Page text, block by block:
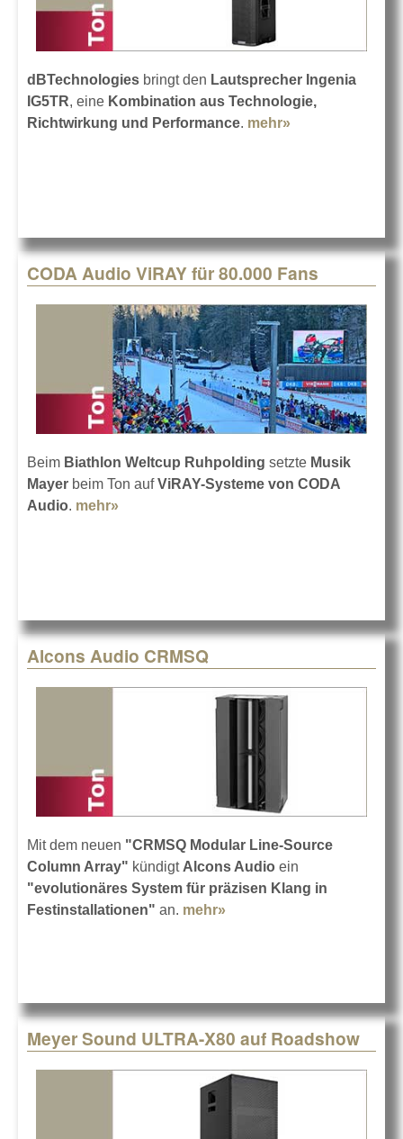
dBTechnologies bringt den Lautsprecher Ingenia
IG5TR, eine Kombination aus Technologie,
Richtwirkung und Performance. mehr»
CODA Audio ViRAY für 80.000 Fans
Beim Biathlon Weltcup Ruhpolding setzte Musik
Mayer beim Ton aufViRAY-Systeme von CODA
Audio. mehr»
Alcons Audio CRMSQ
Mit dem neuen "CRMSQ Modular Line-Source
Column Array" kündigt Alcons Audio ein
"evolutionäres System für präzisen Klang in
Festinstallationen" an. mehr»
Meyer Sound ULTRA-X80 auf Roadshow